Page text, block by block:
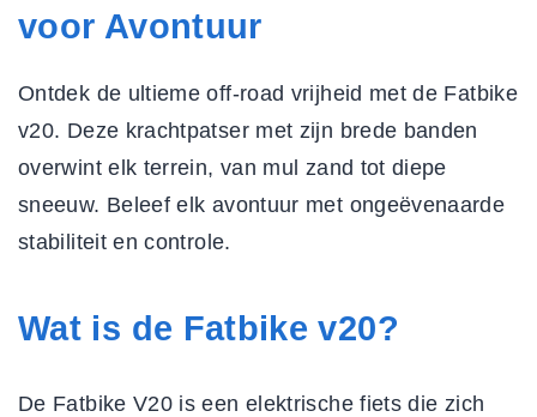
voor Avontuur
Ontdek de ultieme off-road vrijheid met de Fatbike
v20. Deze krachtpatser met zijn brede banden
overwint elk terrein, van mul zand tot diepe
sneeuw. Beleef elk avontuur met ongeëvenaarde
stabiliteit en controle.
Wat is de Fatbike v20?
De Fatbike V20 is een elektrische fiets die zich